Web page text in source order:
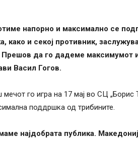
напорно и максимално се
како и секој противник,
да го дадеме максимумот
Васил Гогов.
го игра на 17 мај во СЦ „Борис
поддршка од трибините.
најдобрата публика.